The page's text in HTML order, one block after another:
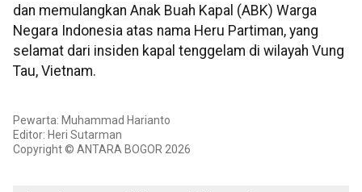
dan memulangkan Anak Buah Kapal (ABK) Warga
Negara Indonesia atas nama Heru Partiman, yang
selamat dari insiden kapal tenggelam di wilayah Vung
Tau, Vietnam.
Pewarta: Muhammad Harianto
Editor: Heri Sutarman
Copyright © ANTARA BOGOR 2026